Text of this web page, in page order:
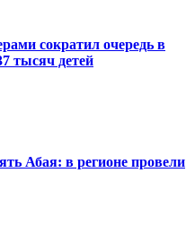
сократил очередь в
тысяч детей
Абая: в регионе провели